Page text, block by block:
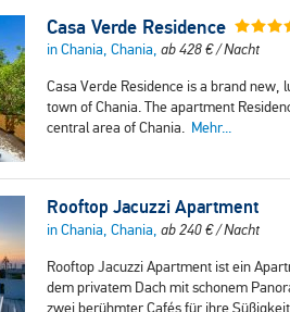
Casa Verde Residence
in Chania, Chania, ab428€/ Nacht
Casa Verde Residence is a brand
town of Chania. The apartment
central area of Chania. Mehr...
Rooftop Jacuzzi Apartment
in Chania, Chania, ab240€/ Nacht
Rooftop Jacuzzi Apartment ist ein
dem privatem Dach mit schonem